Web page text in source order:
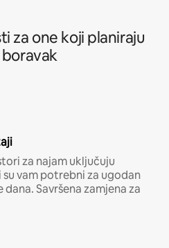
za one koji planiraju
za najam uključuju
su vam potrebni za ugodan
Savršena zamjena za